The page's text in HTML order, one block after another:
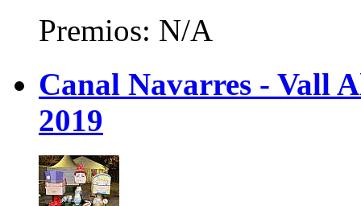
Premios: N/A
Canal Navarres - Vall
2019